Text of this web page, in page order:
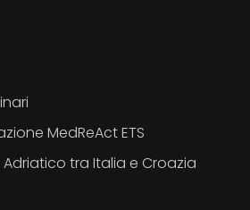
MedReAct ETS
Adriatico tra Italia e Croazia